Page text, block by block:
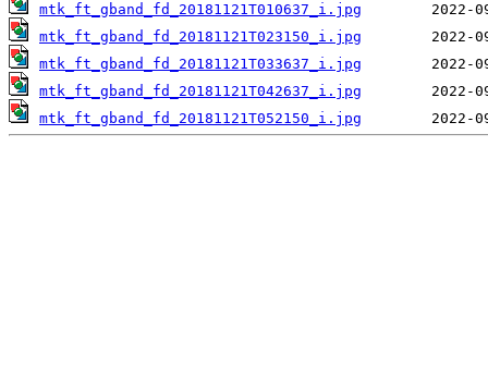
mtk_ft_gband_fd_20181121T010637_i.jpg
mtk_ft_gband_fd_20181121T023150_i.jpg
mtk_ft_gband_fd_20181121T033637_i.jpg
mtk_ft_gband_fd_20181121T042637_i.jpg
mtk_ft_gband_fd_20181121T052150_i.jpg